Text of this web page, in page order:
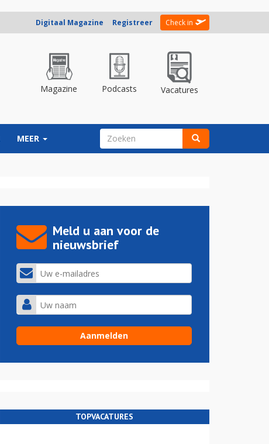
Digitaal Magazine Registreer Check in
Magazine Podcasts Vacatures
MEER ZOEKVELD
Meld u aan voor de
nieuwsbrief
TOPVACATURES